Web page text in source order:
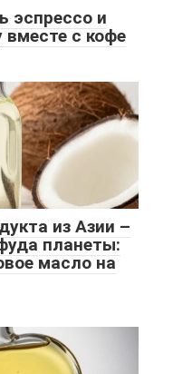
эспрессо и
с кофе
из Азии –
планеты:
масло на